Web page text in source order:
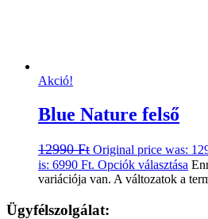
Akció!
Blue Nature felső
12990Ft Original price was:
is: 6990 Ft. Opciók választása
variációja van. A változatok a
Ügyfélszolgálat: